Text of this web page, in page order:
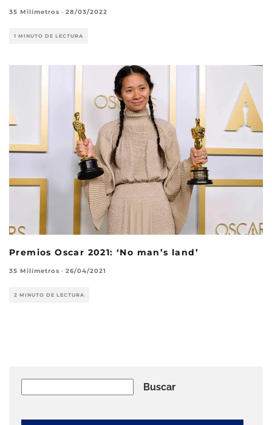
35 Milímetros · 28/03/2022
1 MINUTO DE LECTURA
Premios Oscar 2021: ‘No man’s land’
35 Milímetros · 26/04/2021
2 MINUTO DE LECTURA
Buscar